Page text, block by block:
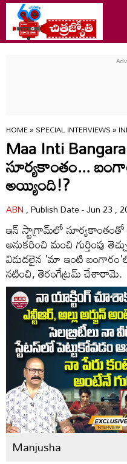
HOME»SPECIAL INTERVIEWS»
Maa Inti
సూర్యకాంతం...
అయ్యింది!?
ABN, Publish Date - Jun 23 ,
ఇన్ స్టాగ్రామ్‌లో సూర్యకాంతంతో
అనుకరించి మంచి గుర్తింపు
విడుదలైన 'మా ఇంటి
నటించి, తెరంగేట్రమ్ చేశారామె.
Manjusha